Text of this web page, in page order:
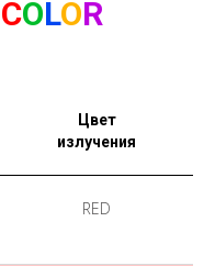
COLOR
Цвет
излучения
RED